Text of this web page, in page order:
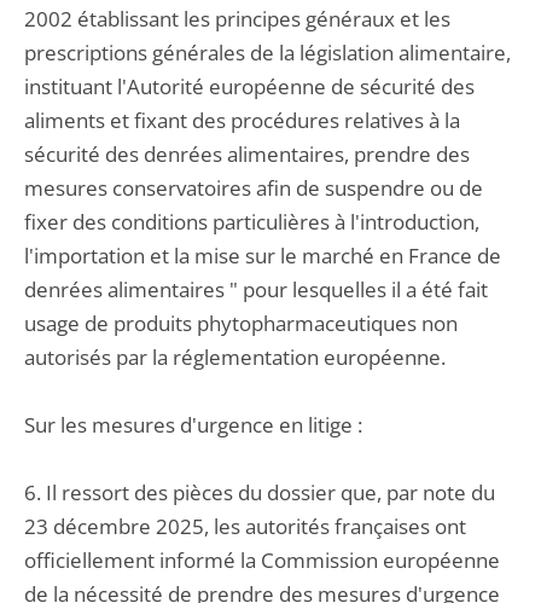
2002 établissant les principes généraux et les
prescriptions générales de la législation alimentaire,
instituant l'Autorité européenne de sécurité des
aliments et fixant des procédures relatives à la
sécurité des denrées alimentaires, prendre des
mesures conservatoires afin de suspendre ou de
fixer des conditions particulières à l'introduction,
l'importation et la mise sur le marché en France de
denrées alimentaires " pour lesquelles il a été fait
usage de produits phytopharmaceutiques non
autorisés par la réglementation européenne.
Sur les mesures d'urgence en litige :
6. Il ressort des pièces du dossier que, par note du
23 décembre 2025, les autorités françaises ont
officiellement informé la Commission européenne
de la nécessité de prendre des mesures d'urgence